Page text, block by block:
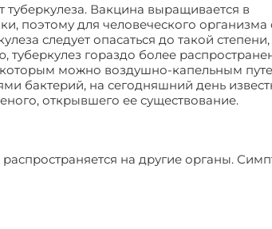
Вакцина выращивается в
поэтому для человеческого организма
следует опасаться до такой степени,
гораздо более
которым можно воздушно-капельным
бактерий, на сегодняшний день
открывшего ее существование.
на другие органы.